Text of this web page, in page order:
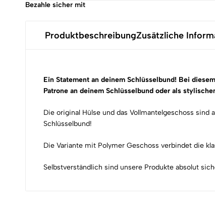
Bezahle sicher mit
ProduktbeschreibungZusätzliche
Ein Statement an deinem Schlüsselbund! Bei diesem
Patrone an deinem Schlüsselbund oder als
Die original Hülse und das Vollmantelgeschoss
Schlüsselbund!
Die Variante mit Polymer Geschoss verbindet die
Selbstverständlich sind unsere Produkte absolut